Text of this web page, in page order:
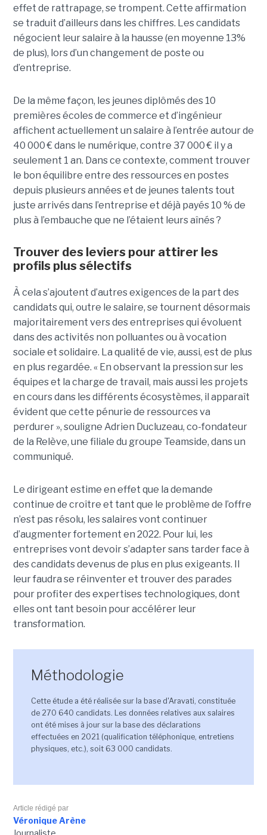
effet de rattrapage, se trompent. Cette affirmation
se traduit d’ailleurs dans les chiffres. Les candidats
négocient leur salaire à la hausse (en moyenne 13%
de plus), lors d’un changement de poste ou
d’entreprise.
De la même façon, les jeunes diplômés des 10
premières écoles de commerce et d’ingénieur
affichent actuellement un salaire à l’entrée autour de
40 000 € dans le numérique, contre 37 000 € il y a
seulement 1 an. Dans ce contexte, comment trouver
le bon équilibre entre des ressources en postes
depuis plusieurs années et de jeunes talents tout
juste arrivés dans l’entreprise et déjà payés 10 % de
plus à l’embauche que ne l’étaient leurs aînés ?
Trouver des leviers pour attirer les
profils plus sélectifs
À cela s’ajoutent d’autres exigences de la part des
candidats qui, outre le salaire, se tournent désormais
majoritairement vers des entreprises qui évoluent
dans des activités non polluantes ou à vocation
sociale et solidaire. La qualité de vie, aussi, est de plus
en plus regardée. « En observant la pression sur les
équipes et la charge de travail, mais aussi les projets
en cours dans les différents écosystèmes, il apparaît
évident que cette pénurie de ressources va
perdurer », souligne Adrien Ducluzeau, co-fondateur
de la Relève, une filiale du groupe Teamside, dans un
communiqué.
Le dirigeant estime en effet que la demande
continue de croître et tant que le problème de l’offre
n’est pas résolu, les salaires vont continuer
d’augmenter fortement en 2022. Pour lui, les
entreprises vont devoir s’adapter sans tarder face à
des candidats devenus de plus en plus exigeants. Il
leur faudra se réinventer et trouver des parades
pour profiter des expertises technologiques, dont
elles ont tant besoin pour accélérer leur
transformation.
Méthodologie
Cette étude a été réalisée sur la base d'Aravati, constituée
de 270 640 candidats. Les données relatives aux salaires
ont été mises à jour sur la base des déclarations
effectuées en 2021 (qualification téléphonique, entretiens
physiques, etc.), soit 63 000 candidats.
Article rédigé par
Véronique Arène